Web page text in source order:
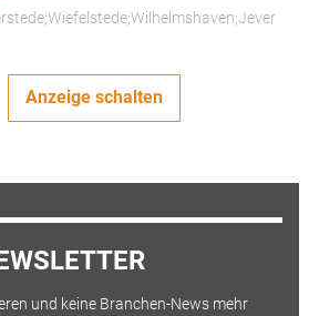
Anzeige schalten
und keine Branchen-News mehr